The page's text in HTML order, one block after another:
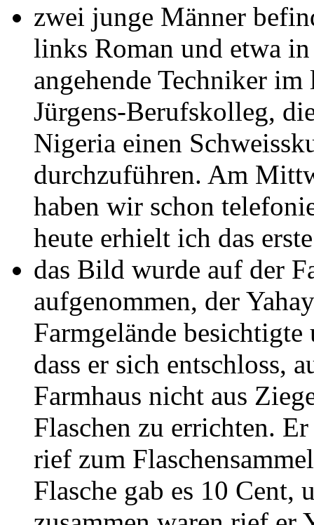
zwei junge Männer
links Roman und etwa
angehende Techniker
Jürgens-Berufskolleg,
Nigeria einen
durchzuführen. Am
haben wir schon
heute erhielt ich das
das Bild wurde auf der
aufgenommen, der
Farmgelände
dass er sich entschloss,
Farmhaus nicht aus
Flaschen zu errichten.
rief zum
Flasche gab es 10 Cent,